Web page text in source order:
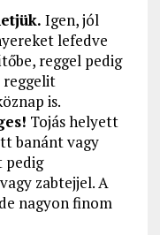
Igen, jól
lefedve
reggel pedig
reggelit
is.
Tojás helyett
banánt vagy
pedig
zabtejjel. A
nagyon finom